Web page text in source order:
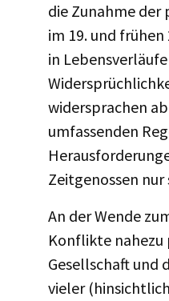
die Zunahme
im 19. und
in
widersprachen
umfassenden
Zeitgenossen
An der Wende
Konflikte nahezu
Gesellschaft und
vieler